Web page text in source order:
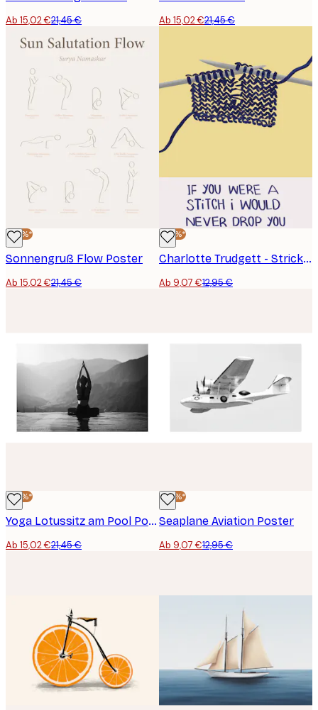
Ab 15,02 €21,45 € Ab 15,02 €21,45 €
-30%*
Sonnengruß Flow Poster
Ab 15,02 €21,45 €
-30%*
Charlotte Trudgett - Stricken Liebesbrief Poster
Ab 9,07 €12,95 €
-30%*
Yoga Lotussitz am Pool Poster
Ab 15,02 €21,45 €
-30%*
Seaplane Aviation Poster
Ab 9,07 €12,95 €